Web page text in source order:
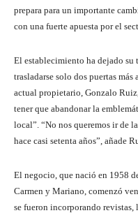
prepara para un importante
con una fuerte apuesta por el
El establecimiento ha dejado
trasladarse solo dos puertas
actual propietario, Gonzalo
tener que abandonar la
local”. “No nos queremos ir de
hace casi setenta años”, añade
El negocio, que nació en 1958
Carmen y Mariano, comenzó
se fueron incorporando